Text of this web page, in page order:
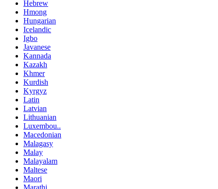
Hebrew
Hmong
Hungarian
Icelandic
Igbo
Javanese
Kannada
Kazakh
Khmer
Kurdish
Kyrgyz
Latin
Latvian
Lithuanian
Luxembou..
Macedonian
Malagasy
Malay
Malayalam
Maltese
Maori